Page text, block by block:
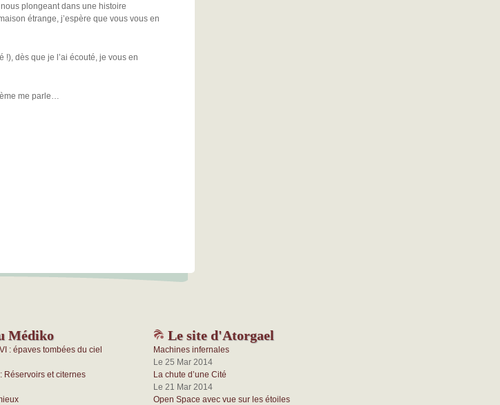
nous plongeant dans une histoire
étrange, j’espère que vous vous en
!), dès que je l’ai écouté, je vous en
me parle…
Médiko
: épaves tombées du ciel
Réservoirs et citernes
Le site d'Atorgael
Machines infernales
Le 25 Mar 2014
La chute d’une Cité
Le 21 Mar 2014
Open Space avec vue sur les étoiles